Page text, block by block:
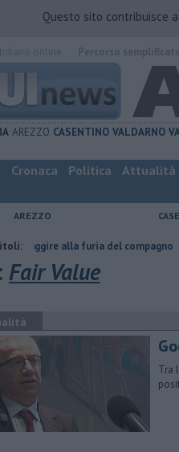
Questo sito contribuisce
AREZZO CASENTINO VALDARNO
Cronaca Politica Attualità
AREZZO
alla furia del compagno ​Tutte
Fair Value
Tra